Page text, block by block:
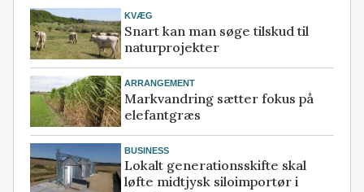
KVÆG
Snart kan man søge tilskud til
naturprojekter
ARRANGEMENT
Markvandring sætter fokus på
elefantgræs
BUSINESS
Lokalt generationsskifte skal
løfte midtjysk siloimportør i